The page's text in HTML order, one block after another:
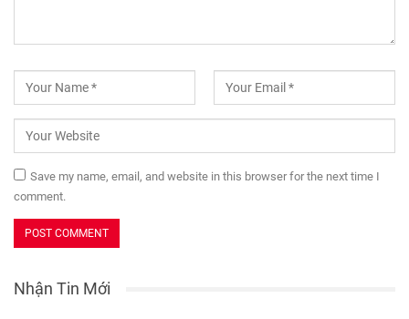
Save my name, email, and website in this browser for the next time I
comment.
Nhận Tin Mới